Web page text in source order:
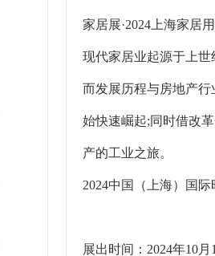
家居展·2024上海家居
现代家居业起源于上
而发展历程与房地产
始快速崛起;同时借改
产的工业之旅。
2024中国（上海）国
展出时间：2024年10